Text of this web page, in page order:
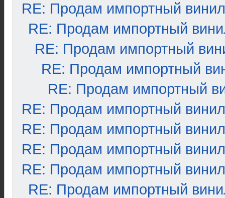
RE: Продам импортный винил
RE: Продам импортный
RE: Продам импортный
RE: Продам импортный
RE: Продам импортный
RE: Продам импортный винил
RE: Продам импортный винил
RE: Продам импортный винил
RE: Продам импортный винил
RE: Продам импортный